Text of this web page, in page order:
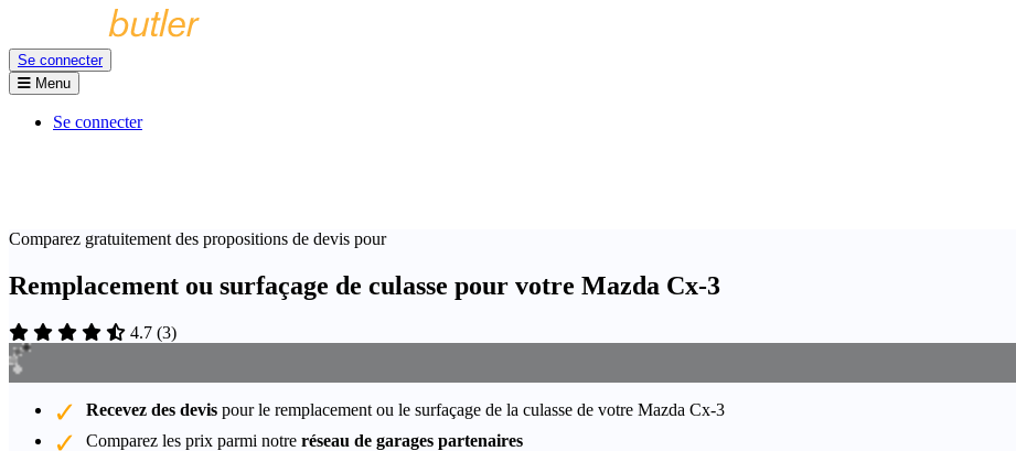
Se connecter
Menu
Se connecter
Comparez gratuitement des propositions de devis pour
Remplacement ou surfaçage de culasse pour votre Mazda Cx-3
4.7 (3)
Recevez des devis pour le remplacement ou le surfaçage de la culasse de votre Mazda Cx-3
Comparez les prix parmi notre réseau de garages partenaires